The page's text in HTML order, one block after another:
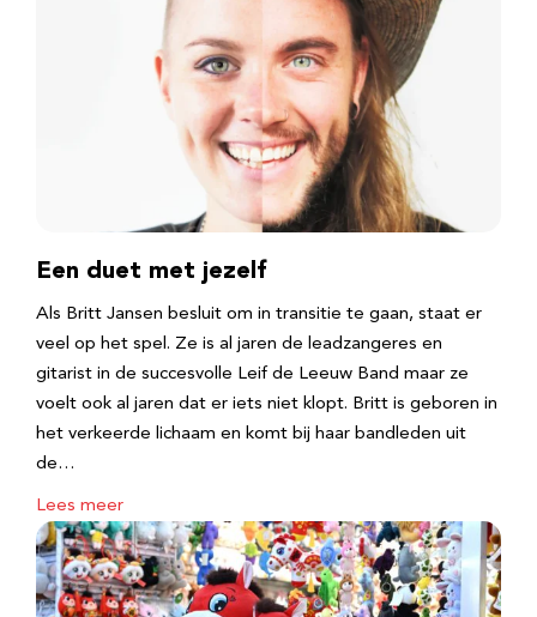
Een duet met jezelf
Als Britt Jansen besluit om in transitie te gaan, staat er
veel op het spel. Ze is al jaren de leadzangeres en
gitarist in de succesvolle Leif de Leeuw Band maar ze
voelt ook al jaren dat er iets niet klopt. Britt is geboren in
het verkeerde lichaam en komt bij haar bandleden uit
de…
Lees meer